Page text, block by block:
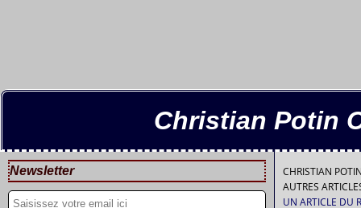
Christian Potin
Newsletter CHRISTIAN
AUTRES
UN ARTICLE DU